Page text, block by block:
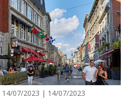
14/07/2023 | 14/07/2023